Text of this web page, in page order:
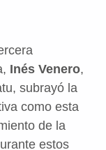
Inés Venero,
subrayó la
como esta
de la
estos